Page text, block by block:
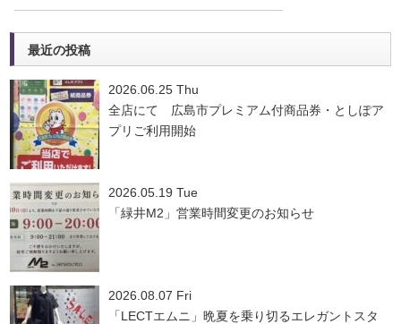
最近の投稿
2026.06.25 Thu
全店にて 広島市プレミアム付商品券・としぽア
プリご利用開始
2026.05.19 Tue
「緑井M2」営業時間変更のお知らせ
2026.08.07 Fri
「LECTエムニ」晩夏を乗り切るエレガントスタ